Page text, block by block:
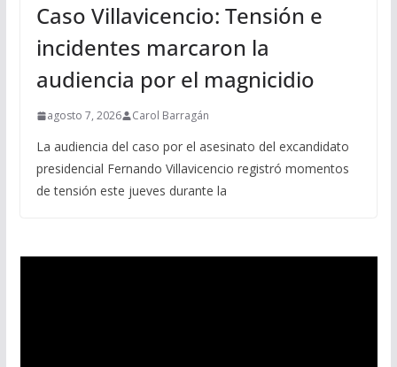
Caso Villavicencio: Tensión e
incidentes marcaron la
audiencia por el magnicidio
agosto 7, 2026 Carol Barragán
La audiencia del caso por el asesinato del excandidato
presidencial Fernando Villavicencio registró momentos
de tensión este jueves durante la